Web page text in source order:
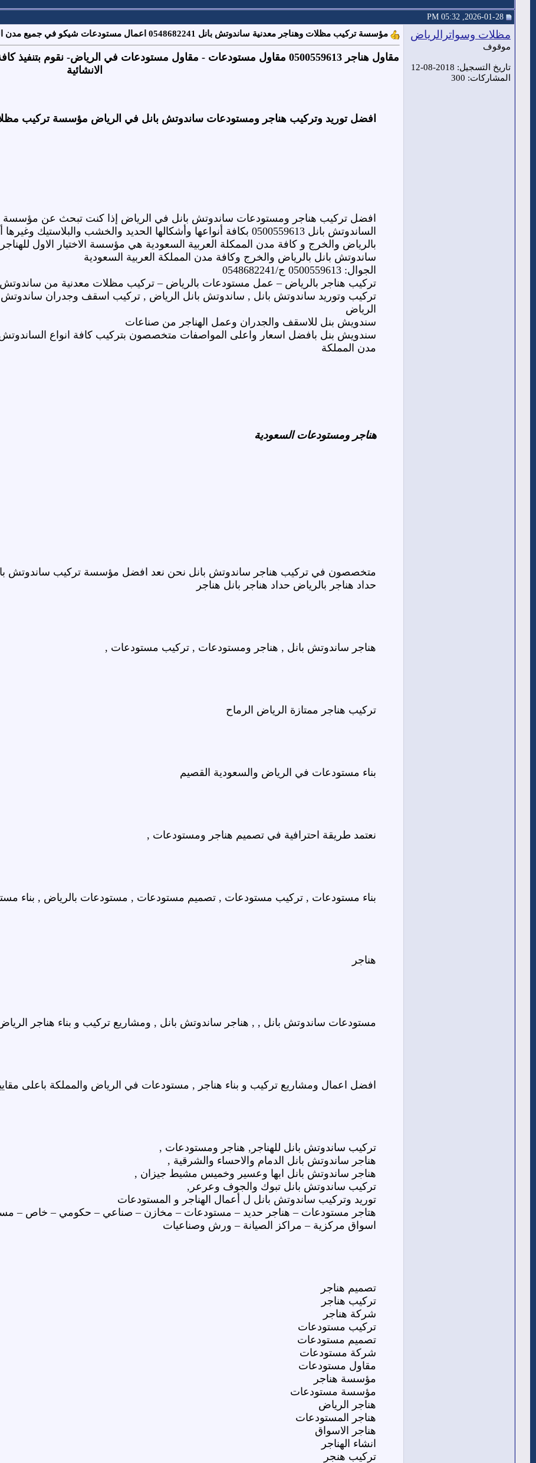
مظلات وسواترالرياض
موقوف
تاريخ التسجيل: 2018-08-12
المشاركات: 300
مؤسسة تركيب مظلات وهناجر معدنية ساندوتش بانل 0548682241 اعمال مستودعات شيكو في جميع مدن السعودية
مقاول هناجر 0500559613 مقاول مستودعات - مقاول مستودعات في الرياض- نقوم
الانشائية
افضل توريد وتركيب هناجر ومستودعات ساندوتش بانل في الرياض مؤسسة تركيب
افضل تركيب هناجر ومستودعات ساندوتش بانل في الرياض إذا كنت تبحث عن مؤسسة
الساندوتش بانل 0500559613 بكافة أنواعها وأشكالها الحديد والخشب
بالرياض والخرج و كافة مدن الممكلة العربية السعودية هي مؤسسة الاختيار الاول
ساندوتش بانل بالرياض والخرج وكافة مدن المملكة العربية السعودية
الجوال: 0500559613 ج/0548682241
تركيب هناجر بالرياض – عمل مستودعات بالرياض – تركيب مظلات معدنية من ساندوتش
تركيب وتوريد ساندوتش بانل , ساندوتش بانل الرياض , تركيب اسقف وجدران
الرياض
سندويش بنل للاسقف والجدران وعمل الهناجر من صناعات
سندويش بنل بافضل اسعار واعلى المواصفات متخصصون بتركيب كافة انواع الساندوتش
مدن المملكة
هناجر ومستودعات السعودية
متخصصون في تركيب هناجر ساندوتش بانل نحن نعد افضل مؤسسة تركيب ساندوتش
حداد هناجر بالرياض حداد هناجر بانل هناجر
هناجر ساندوتش بانل , هناجر ومستودعات , تركيب مستودعات ,
تركيب هناجر ممتازة الرياض الرماح
بناء مستودعات في الرياض والسعودية القصيم
نعتمد طريقة احترافية في تصميم هناجر ومستودعات ,
بناء مستودعات , تركيب مستودعات , تصميم مستودعات , مستودعات بالرياض , بناء
هناجر
مستودعات ساندوتش بانل , , هناجر ساندوتش بانل , ومشاريع تركيب و بناء هناجر
افضل اعمال ومشاريع تركيب و بناء هناجر , مستودعات في الرياض والمملكة باعلى
تركيب ساندوتش بانل للهناجر, هناجر ومستودعات ,
هناجر ساندوتش بانل الدمام والاحساء والشرقية ,
هناجر ساندوتش بانل ابها وعسير وخميس مشيط جيزان ,
تركيب ساندوتش بانل تبوك والجوف وعرعر,
توريد وتركيب ساندوتش بانل ل أعمال الهناجر و المستودعات
هتاجر مستودعات – هناجر حديد – مستودعات – مخازن – صناعي – حكومي – خاص –
اسواق مركزية – مراكز الصيانة – ورش وصناعيات
تصميم هناجر
تركيب هناجر
شركة هناجر
تركيب مستودعات
تصميم مستودعات
شركة مستودعات
مقاول مستودعات
مؤسسة هناجر
مؤسسة مستودعات
هناجر الرياض
هناجر المستودعات
هناجر الاسواق
انشاء الهناجر
تركيب هنجر